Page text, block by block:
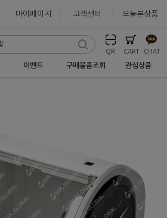
마이페이지 고객센터 오늘본상품
QR CART CHAT
이벤트 구매물품조회 관심상품